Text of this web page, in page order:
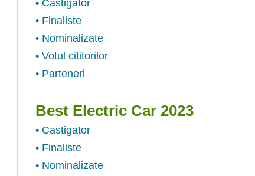
• Castigator
• Finaliste
• Nominalizate
• Votul cititorilor
• Parteneri
Best Electric Car 2023
• Castigator
• Finaliste
• Nominalizate